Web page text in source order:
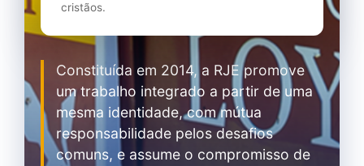
cristãos.
Constituída em 2014, a RJE promove
um trabalho integrado a partir de uma
mesma identidade, com mútua
responsabilidade pelos desafios
comuns, e assume o compromisso de